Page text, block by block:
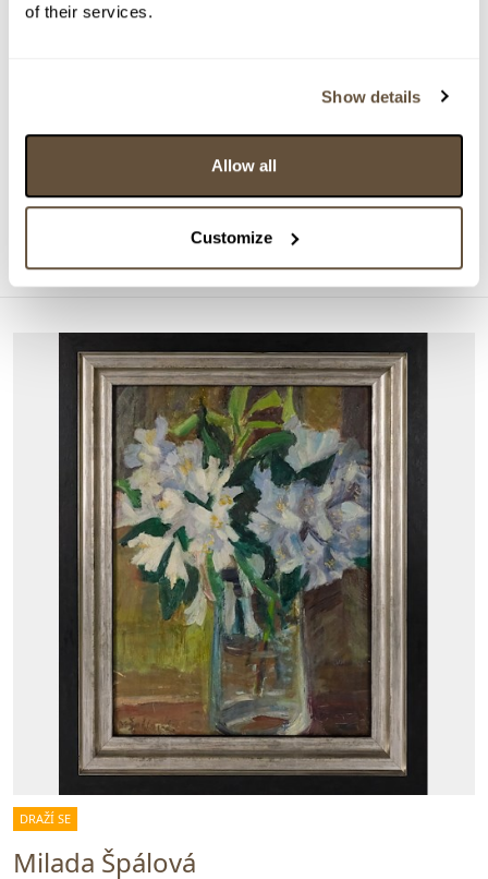
of their services.
Show details
Allow all
Customize
4 200 Kč
DRAŽÍ SE
Milada Špálová